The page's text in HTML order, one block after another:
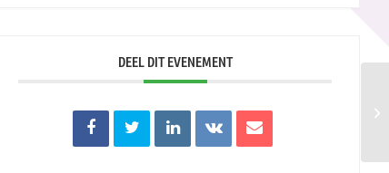
DEEL DIT EVENEMENT